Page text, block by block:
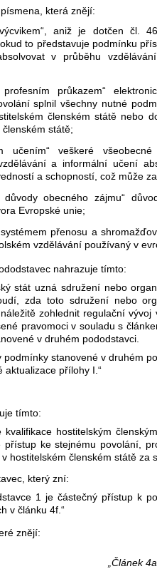
která znějí:
výcvikem“, aniž je dotčen čl.
to představuje podmínku
v průběhu
profesním průkazem“
splnil všechny nutné
členském státě nebo
státě;
učením“ veškeré
a informální učení
a schopností, což může
důvody obecného zájmu“
Evropské unie;
systémem přenosu a
vzdělávání používaný v
nahrazuje tímto:
stát uzná sdružení nebo
zda toto sdružení nebo
zohlednit regulační
pravomoci v souladu s
v druhém pododstavci.
podmínky stanovené v druhém
aktualizace přílohy I.“
tímto:
hostitelským
přístup ke stejnému povolání,
hostitelském členském státě
který zní:
1 je částečný přístup k
v článku 4f.“
znějí:
„Článek 4a